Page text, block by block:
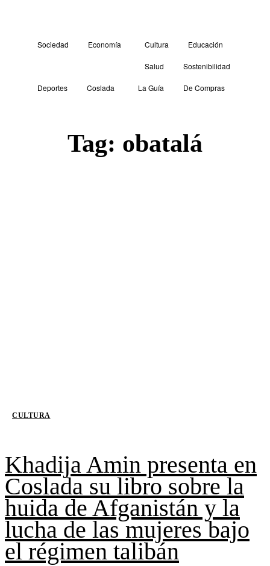
Sociedad Economía Cultura Educación
Salud Sostenibilidad
Deportes Coslada La Guía De Compras
Tag: obatalá
CULTURA
Khadija Amin presenta en
Coslada su libro sobre la
huida de Afganistán y la
lucha de las mujeres bajo
el régimen talibán